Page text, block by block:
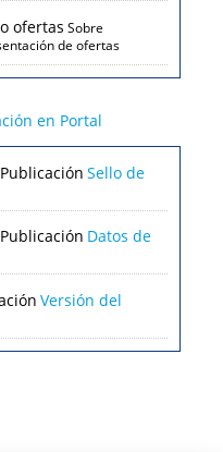
ofertas Sobre
de ofertas
en Portal
Sello de
Datos de
Versión del